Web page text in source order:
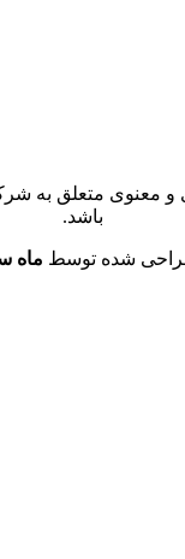
و معنوی متعلق به
باشد.
شده توسط ماه